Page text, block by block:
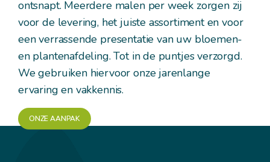
ontsnapt. Meerdere malen per week zorgen zij
voor de levering, het juiste assortiment en voor
een verrassende presentatie van uw bloemen-
en plantenafdeling. Tot in de puntjes verzorgd.
We gebruiken hiervoor onze jarenlange
ervaring en vakkennis.
ONZE AANPAK